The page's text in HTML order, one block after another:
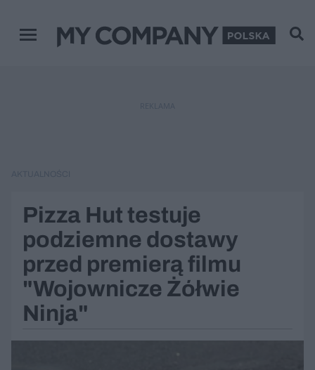
Menu główne
Pizza Hut testuje
podziemne dostawy
przed premierą filmu
"Wojownicze Żółwie
Ninja"